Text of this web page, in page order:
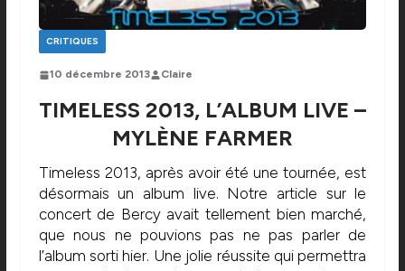
CRITIQUES
10 décembre 2013 Claire
TIMELESS 2013, L’ALBUM LIVE –
MYLÈNE FARMER
Timeless 2013, après avoir été une tournée, est
désormais un album live. Notre article sur le
concert de Bercy avait tellement bien marché,
que nous ne pouvions pas ne pas parler de
l’album sorti hier. Une jolie réussite qui permettra